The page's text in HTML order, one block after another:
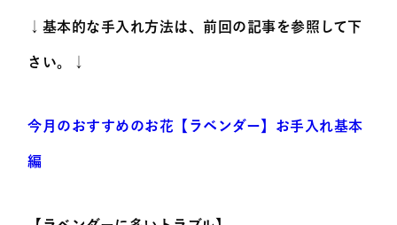
↓基本的な手入れ方法は、前回の記事を参照して下
さい。↓
今月のおすすめのお花【ラベンダー】お手入れ基本
編